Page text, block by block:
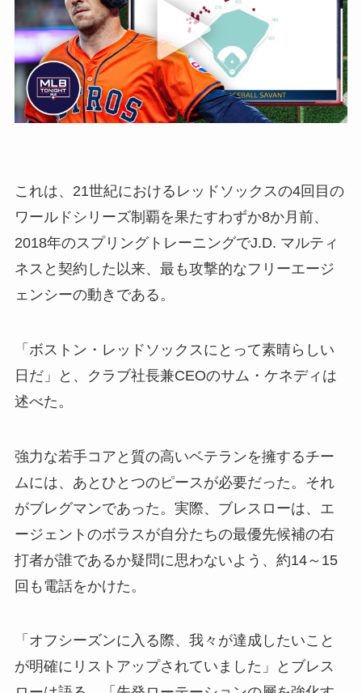
これは、21世紀におけるレッドソックスの4回目の
ワールドシリーズ制覇を果たすわずか8か月前、
2018年のスプリングトレーニングでJ.D. マルティ
ネスと契約した以来、最も攻撃的なフリーエージ
ェンシーの動きである。
「ボストン・レッドソックスにとって素晴らしい
日だ」と、クラブ社長兼CEOのサム・ケネディは
述べた。
強力な若手コアと質の高いベテランを擁するチー
ムには、あとひとつのピースが必要だった。それ
がブレグマンであった。実際、ブレスローは、エ
ージェントのボラスが自分たちの最優先候補の右
打者が誰であるか疑問に思わないよう、約14～15
回も電話をかけた。
「オフシーズンに入る際、我々が達成したいこと
が明確にリストアップされていました」とブレス